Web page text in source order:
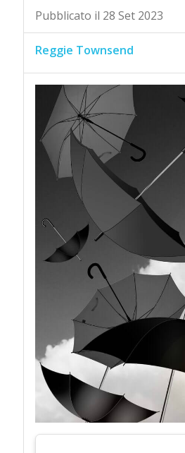
Pubblicato il 28 Set 2023
Reggie Townsend